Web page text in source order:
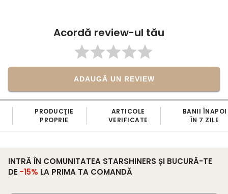
Acordă review-ul tău
ADAUGĂ UN REVIEW
PRODUCŢIE
PROPRIE
ARTICOLE
VERIFICATE
BANII ÎNAPOI
ÎN 7 ZILE
INTRĂ ÎN COMUNITATEA STARSHINERS ȘI BUCURĂ-TE
DE -15% LA PRIMA TA COMANDĂ